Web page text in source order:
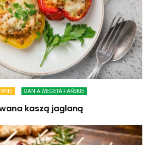
DANIA WEGETARIAŃSKIE
kaszą jaglaną